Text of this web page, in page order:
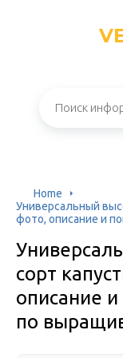
Home
Универсальный
фото, описание и
сорт
описание
по